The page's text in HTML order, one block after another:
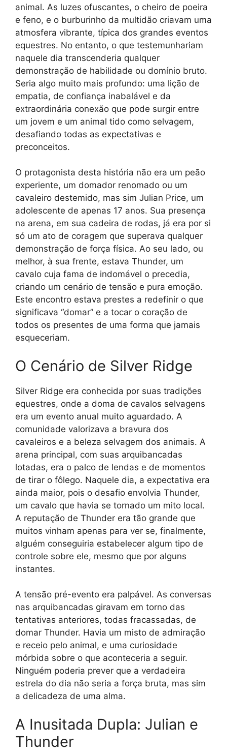
animal. As luzes ofuscantes, o cheiro de poeira
e feno, e o burburinho da multidão criavam uma
atmosfera vibrante, típica dos grandes eventos
equestres. No entanto, o que testemunhariam
naquele dia transcenderia qualquer
demonstração de habilidade ou domínio bruto.
Seria algo muito mais profundo: uma lição de
empatia, de confiança inabalável e da
extraordinária conexão que pode surgir entre
um jovem e um animal tido como selvagem,
desafiando todas as expectativas e
preconceitos.
O protagonista desta história não era um peão
experiente, um domador renomado ou um
cavaleiro destemido, mas sim Julian Price, um
adolescente de apenas 17 anos. Sua presença
na arena, em sua cadeira de rodas, já era por si
só um ato de coragem que superava qualquer
demonstração de força física. Ao seu lado, ou
melhor, à sua frente, estava Thunder, um
cavalo cuja fama de indomável o precedia,
criando um cenário de tensão e pura emoção.
Este encontro estava prestes a redefinir o que
significava “domar” e a tocar o coração de
todos os presentes de uma forma que jamais
esqueceriam.
O Cenário de Silver Ridge
Silver Ridge era conhecida por suas tradições
equestres, onde a doma de cavalos selvagens
era um evento anual muito aguardado. A
comunidade valorizava a bravura dos
cavaleiros e a beleza selvagem dos animais. A
arena principal, com suas arquibancadas
lotadas, era o palco de lendas e de momentos
de tirar o fôlego. Naquele dia, a expectativa era
ainda maior, pois o desafio envolvia Thunder,
um cavalo que havia se tornado um mito local.
A reputação de Thunder era tão grande que
muitos vinham apenas para ver se, finalmente,
alguém conseguiria estabelecer algum tipo de
controle sobre ele, mesmo que por alguns
instantes.
A tensão pré-evento era palpável. As conversas
nas arquibancadas giravam em torno das
tentativas anteriores, todas fracassadas, de
domar Thunder. Havia um misto de admiração
e receio pelo animal, e uma curiosidade
mórbida sobre o que aconteceria a seguir.
Ninguém poderia prever que a verdadeira
estrela do dia não seria a força bruta, mas sim
a delicadeza de uma alma.
A Inusitada Dupla: Julian e
Thunder